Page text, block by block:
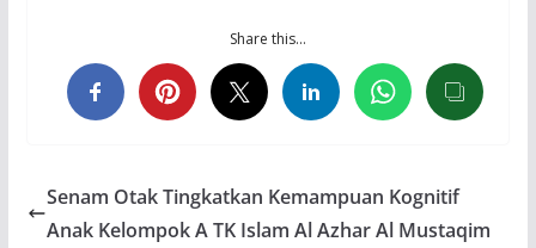
Share this…
Senam Otak Tingkatkan Kemampuan Kognitif
Anak Kelompok A TK Islam Al Azhar Al Mustaqim